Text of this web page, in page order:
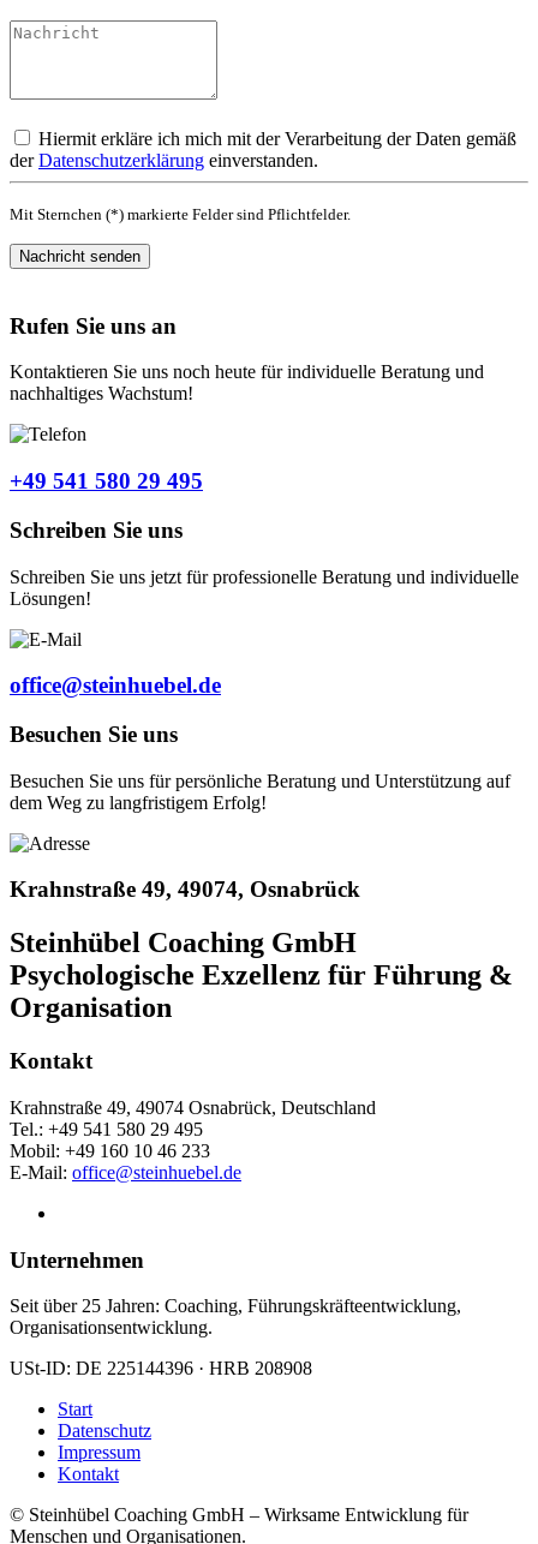
Hiermit erkläre ich mich mit der Verarbeitung der Daten gemäß
derDatenschutzerklärung einverstanden.
Mit Sternchen (*) markierte Felder sind Pflichtfelder.
Nachricht senden
Rufen Sie uns an
Kontaktieren Sie uns noch heute für individuelle Beratung und
nachhaltiges Wachstum!
+49 541 580 29 495
Schreiben Sie uns
Schreiben Sie uns jetzt für professionelle Beratung und individuelle
Lösungen!
office@steinhuebel.de
Besuchen Sie uns
Besuchen Sie uns für persönliche Beratung und Unterstützung auf
dem Weg zu langfristigem Erfolg!
Krahnstraße 49, 49074, Osnabrück
Steinhübel Coaching GmbH
Psychologische Exzellenz für Führung &
Organisation
Kontakt
Krahnstraße 49, 49074 Osnabrück, Deutschland
Tel.: +49 541 580 29 495
Mobil: +49 160 10 46 233
E-Mail: office@steinhuebel.de
Unternehmen
Seit über 25 Jahren: Coaching, Führungskräfteentwicklung,
Organisationsentwicklung.
USt-ID: DE 225144396 · HRB 208908
Start
Datenschutz
Impressum
Kontakt
© Steinhübel Coaching GmbH – Wirksame Entwicklung für
Menschen und Organisationen.